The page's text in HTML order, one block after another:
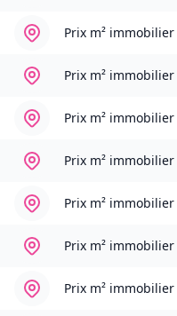
Prix m² immobilier
Prix m² immobilier
Prix m² immobilier
Prix m² immobilier
Prix m² immobilier
Prix m² immobilier
Prix m² immobilier